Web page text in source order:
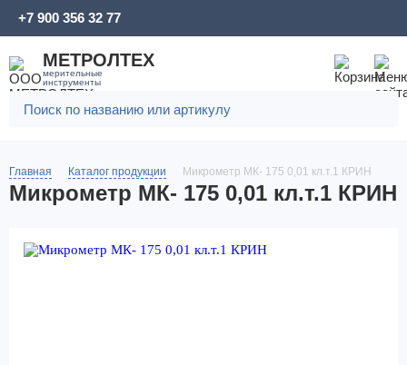
МЕТРОЛТЕХ
мерительные
инструменты
+7 900 356 32 77
Главная Каталог продукции Микрометр МК- 175 0,01 кл.т.1 КРИН
Микрометр МК- 175 0,01 кл.т.1 КРИН